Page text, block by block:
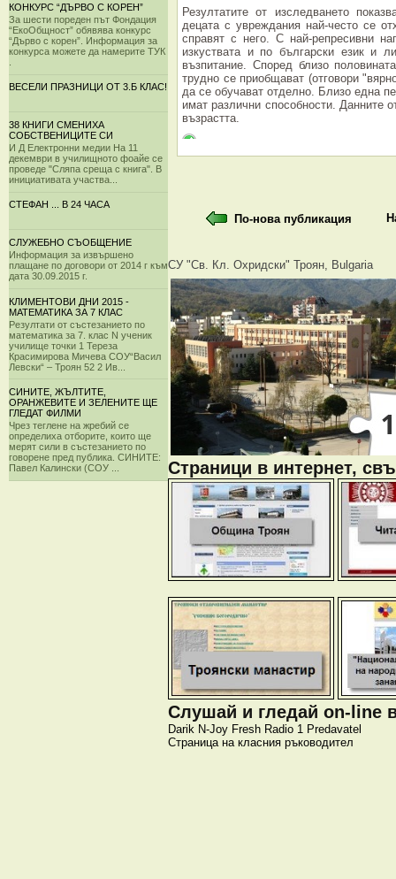
КОНКУРС “ДЪРВО С КОРЕН”
За шести пореден път Фондация
“ЕкоОбщност” обявява конкурс
“Дърво с корен”. Информация за
конкурса можете да намерите ТУК
ВЕСЕЛИ ПРАЗНИЦИ ОТ 3.Б КЛАС!
38 КНИГИ СМЕНИХА
СОБСТВЕНИЦИТЕ СИ
И Д Електронни медии На 11
декември в училищното фоайе се
проведе "Сляпа среща с книга". В
инициативата участва...
СТЕФАН ... В 24 ЧАСА
СЛУЖЕБНО СЪОБЩЕНИЕ
Информация за извършено
плащане по договори от 2014 г към
дата 30.09.2015 г.
КЛИМЕНТОВИ ДНИ 2015 -
МАТЕМАТИКА ЗА 7 КЛАС
Резултати от състезанието по
математика за 7. клас N ученик
училище точки 1 Тереза
Красимирова Мичева СОУ“Васил
Левски“ – Троян 52 2 Ив...
СИНИТЕ, ЖЪЛТИТЕ,
ОРАНЖЕВИТЕ И ЗЕЛЕНИТЕ ЩЕ
ГЛЕДАТ ФИЛМИ
Чрез теглене на жребий се
определиха отборите, които ще
мерят сили в състезанието по
говорене пред публика. СИНИТЕ:
Павел Калински (СОУ ...
Резултатите от изследването
децата с увреждания най-често се
справят с него. С най-репресивни
изкуствата и по български език и
възпитание. Според близо
трудно се приобщават (отговори
да се обучават отделно. Близо една
имат различни способности. Данните
възрастта.
По-нова публикация
СУ "Св. Кл. Охридски" Троян, Bulgaria
Страници в интернет,
Слушай и гледай on-line
Darik N-Joy Fresh Radio 1 Predavatel
Страница на класния ръководител